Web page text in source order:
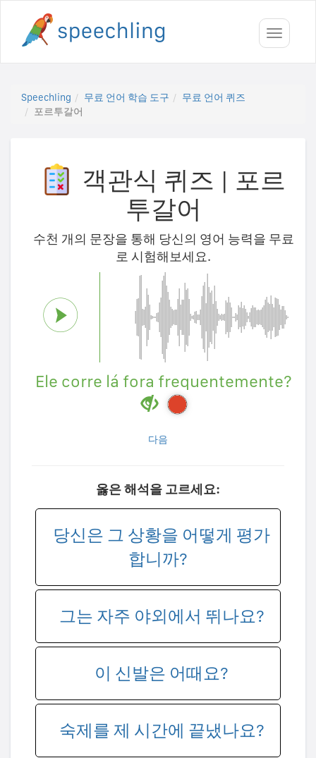
Toggle
Speechling 무료 언어 학습 도구
무료 언어 퀴즈
포르투갈어
객관식 퀴즈 | 포르
투갈어
수천 개의 문장을 통해 당신의 영어 능력을 무료
로 시험해보세요.
Ele corre lá fora frequentemente?
다음
옳은 해석을 고르세요:
당신은 그 상황을 어떻게 평가
합니까?
그는 자주 야외에서 뛰나요?
이 신발은 어때요?
숙제를 제 시간에 끝냈나요?